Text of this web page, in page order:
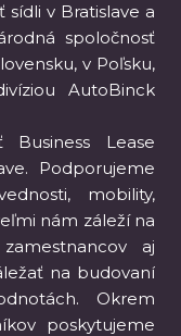
sídli v Bratislave a
spoločnosť
v Poľsku,
AutoBinck
Business Lease
Podporujeme
mobility,
nám záleží na
aj
na budovaní
Okrem
poskytujeme